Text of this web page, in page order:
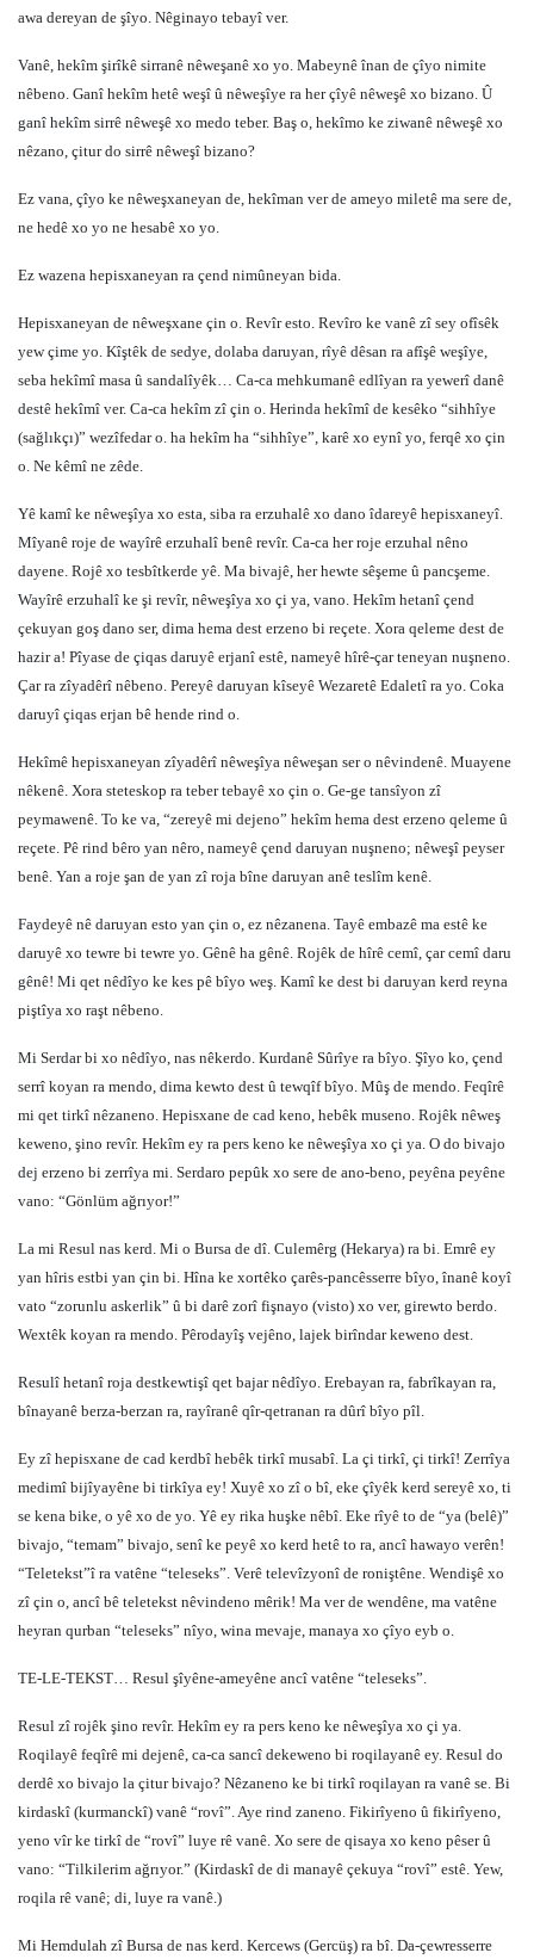
awa dereyan de şîyo. Nêginayo tebayî ver.
Vanê, hekîm şirîkê sirranê nêweşanê xo yo. Mabeynê înan de çîyo nimite
nêbeno. Ganî hekîm hetê weşî û nêweşîye ra her çîyê nêweşê xo bizano. Û
ganî hekîm sirrê nêweşê xo medo teber. Baş o, hekîmo ke ziwanê nêweşê xo
nêzano, çitur do sirrê nêweşî bizano?
Ez vana, çîyo ke nêweşxaneyan de, hekîman ver de ameyo miletê ma sere de,
ne hedê xo yo ne hesabê xo yo.
Ez wazena hepisxaneyan ra çend nimûneyan bida.
Hepisxaneyan de nêweşxane çin o. Revîr esto. Revîro ke vanê zî sey ofîsêk
yew çime yo. Kîştêk de sedye, dolaba daruyan, rîyê dêsan ra afîşê weşîye,
seba hekîmî masa û sandalîyêk… Ca-ca mehkumanê edlîyan ra yewerî danê
destê hekîmî ver. Ca-ca hekîm zî çin o. Herinda hekîmî de kesêko “sihhîye
(sağlıkçı)” wezîfedar o. ha hekîm ha “sihhîye”, karê xo eynî yo, ferqê xo çin
o. Ne kêmî ne zêde.
Yê kamî ke nêweşîya xo esta, siba ra erzuhalê xo dano îdareyê hepisxaneyî.
Mîyanê roje de wayîrê erzuhalî benê revîr. Ca-ca her roje erzuhal nêno
dayene. Rojê xo tesbîtkerde yê. Ma bivajê, her hewte sêşeme û pancşeme.
Wayîrê erzuhalî ke şi revîr, nêweşîya xo çi ya, vano. Hekîm hetanî çend
çekuyan goş dano ser, dima hema dest erzeno bi reçete. Xora qeleme dest de
hazir a! Pîyase de çiqas daruyê erjanî estê, nameyê hîrê-çar teneyan nuşneno.
Çar ra zîyadêrî nêbeno. Pereyê daruyan kîseyê Wezaretê Edaletî ra yo. Coka
daruyî çiqas erjan bê hende rind o.
Hekîmê hepisxaneyan zîyadêrî nêweşîya nêweşan ser o nêvindenê. Muayene
nêkenê. Xora steteskop ra teber tebayê xo çin o. Ge-ge tansîyon zî
peymawenê. To ke va, “zereyê mi dejeno” hekîm hema dest erzeno qeleme û
reçete. Pê rind bêro yan nêro, nameyê çend daruyan nuşneno; nêweşî peyser
benê. Yan a roje şan de yan zî roja bîne daruyan anê teslîm kenê.
Faydeyê nê daruyan esto yan çin o, ez nêzanena. Tayê embazê ma estê ke
daruyê xo tewre bi tewre yo. Gênê ha gênê. Rojêk de hîrê cemî, çar cemî daru
gênê! Mi qet nêdîyo ke kes pê bîyo weş. Kamî ke dest bi daruyan kerd reyna
piştîya xo raşt nêbeno.
Mi Serdar bi xo nêdîyo, nas nêkerdo. Kurdanê Sûrîye ra bîyo. Şîyo ko, çend
serrî koyan ra mendo, dima kewto dest û tewqîf bîyo. Mûş de mendo. Feqîrê
mi qet tirkî nêzaneno. Hepisxane de cad keno, hebêk museno. Rojêk nêweş
keweno, şino revîr. Hekîm ey ra pers keno ke nêweşîya xo çi ya. O do bivajo
dej erzeno bi zerrîya mi. Serdaro pepûk xo sere de ano-beno, peyêna peyêne
vano: “Gönlüm ağrıyor!”
La mi Resul nas kerd. Mi o Bursa de dî. Culemêrg (Hekarya) ra bi. Emrê ey
yan hîris estbi yan çin bi. Hîna ke xortêko çarês-pancêsserre bîyo, înanê koyî
vato “zorunlu askerlik” û bi darê zorî fişnayo (visto) xo ver, girewto berdo.
Wextêk koyan ra mendo. Pêrodayîş vejêno, lajek birîndar keweno dest.
Resulî hetanî roja destkewtişî qet bajar nêdîyo. Erebayan ra, fabrîkayan ra,
bînayanê berza-berzan ra, rayîranê qîr-qetranan ra dûrî bîyo pîl.
Ey zî hepisxane de cad kerdbî hebêk tirkî musabî. La çi tirkî, çi tirkî! Zerrîya
medimî bijîyayêne bi tirkîya ey! Xuyê xo zî o bî, eke çîyêk kerd sereyê xo, ti
se kena bike, o yê xo de yo. Yê ey rika huşke nêbî. Eke rîyê to de “ya (belê)”
bivajo, “temam” bivajo, senî ke peyê xo kerd hetê to ra, ancî hawayo verên!
“Teletekst”î ra vatêne “teleseks”. Verê televîzyonî de roniştêne. Wendişê xo
zî çin o, ancî bê teletekst nêvindeno mêrik! Ma ver de wendêne, ma vatêne
heyran qurban “teleseks” nîyo, wina mevaje, manaya xo çîyo eyb o.
TE-LE-TEKST… Resul şîyêne-ameyêne ancî vatêne “teleseks”.
Resul zî rojêk şino revîr. Hekîm ey ra pers keno ke nêweşîya xo çi ya.
Roqilayê feqîrê mi dejenê, ca-ca sancî dekeweno bi roqilayanê ey. Resul do
derdê xo bivajo la çitur bivajo? Nêzaneno ke bi tirkî roqilayan ra vanê se. Bi
kirdaskî (kurmanckî) vanê “rovî”. Aye rind zaneno. Fikirîyeno û fikirîyeno,
yeno vîr ke tirkî de “rovî” luye rê vanê. Xo sere de qisaya xo keno pêser û
vano: “Tilkilerim ağrıyor.” (Kirdaskî de di manayê çekuya “rovî” estê. Yew,
roqila rê vanê; di, luye ra vanê.)
Mi Hemdulah zî Bursa de nas kerd. Kercews (Gercüş) ra bî. Da-çewresserre